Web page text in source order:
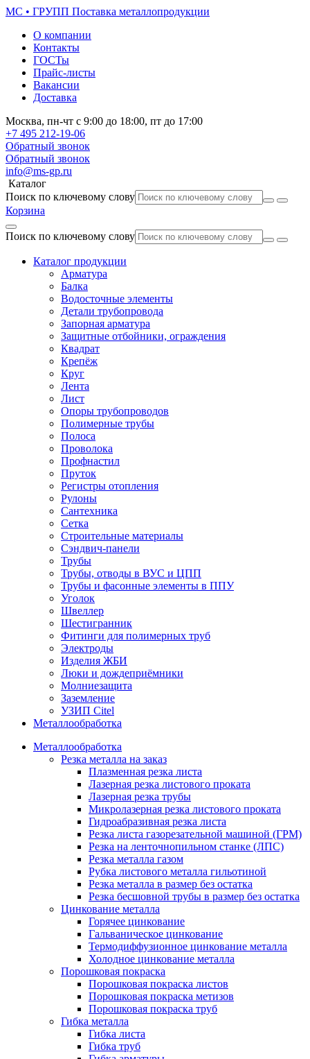
МС • ГРУПП Поставка металлопродукции
О компании
Контакты
ГОСТы
Прайс-листы
Вакансии
Доставка
Москва, пн-чт с 9:00 до 18:00, пт до 17:00
+7 495 212-19-06
Обратный звонок
Обратный звонок
info@ms-gp.ru
Каталог
Поиск по ключевому слову
Корзина
Поиск по ключевому слову
Каталог продукции
Арматура
Балка
Водосточные элементы
Детали трубопровода
Запорная арматура
Защитные отбойники, ограждения
Квадрат
Крепёж
Круг
Лента
Лист
Опоры трубопроводов
Полимерные трубы
Полоса
Проволока
Профнастил
Пруток
Регистры отопления
Рулоны
Сантехника
Сетка
Строительные материалы
Сэндвич-панели
Трубы
Трубы, отводы в ВУС и ЦПП
Трубы и фасонные элементы в ППУ
Уголок
Швеллер
Шестигранник
Фитинги для полимерных труб
Электроды
Изделия ЖБИ
Люки и дождеприёмники
Молниезащита
Заземление
УЗИП Citel
Металлообработка
Металлообработка
Резка металла на заказ
Плазменная резка листа
Лазерная резка листового проката
Лазерная резка трубы
Микролазерная резка листового проката
Гидроабразивная резка листа
Резка листа газорезательной машиной (ГРМ)
Резка на ленточнопильном станке (ЛПС)
Резка металла газом
Рубка листового металла гильотиной
Резка металла в размер без остатка
Резка бесшовной трубы в размер без остатка
Цинкование металла
Горячее цинкование
Гальваническое цинкование
Термодиффузионное цинкование металла
Холодное цинкование металла
Порошковая покраска
Порошковая покраска листов
Порошковая покраска метизов
Порошковая покраска труб
Гибка металла
Гибка листа
Гибка труб